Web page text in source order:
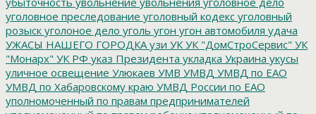
уголовное преследование уголовный кодекс уголовный
розыск уголоное дело уголь угон угон автомобиля удача
УЖАСЫ НАШЕГО ГОРОДКА узи УК УК "ДомСтроСервис" УК
"Монарх" УК РФ указ Президента укладка Украина укусы
уличное освещение Улюкаев УМВ УМВД УМВД по ЕАО
УМВД по Хабаровскому краю УМВД России по ЕАО
уполномоченный по правам предпринимателей